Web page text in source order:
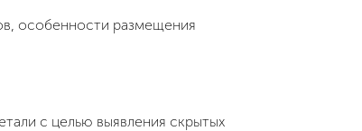
особенности размещения
с целью выявления скрытых